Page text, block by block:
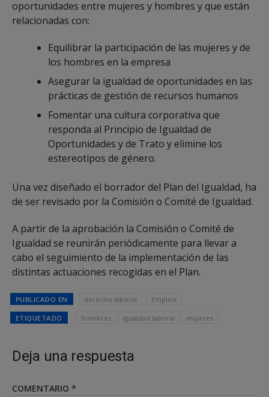
oportunidades entre mujeres y hombres y que están
relacionadas con:
Equilibrar la participación de las mujeres y de
los hombres en la empresa
Asegurar la igualdad de oportunidades en las
prácticas de gestión de recursos humanos
Fomentar una cultura corporativa que
responda al Principio de Igualdad de
Oportunidades y de Trato y elimine los
estereotipos de género.
Una vez diseñado el borrador del Plan del Igualdad, ha
de ser revisado por la Comisión o Comité de Igualdad.
A partir de la aprobación la Comisión o Comité de
Igualdad se reunirán periódicamente para llevar a
cabo el seguimiento de la implementación de las
distintas actuaciones recogidas en el Plan.
PUBLICADO EN derecho laboral Empleo
ETIQUETADO hombres Igualdad laboral mujeres
Deja una respuesta
COMENTARIO *